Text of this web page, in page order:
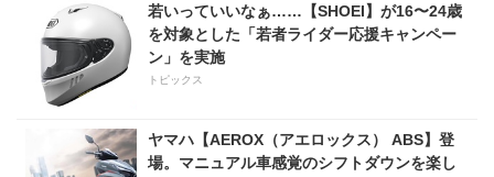
若いっていいなぁ……【SHOEI】が16〜24歳
を対象とした「若者ライダー応援キャンペー
ン」を実施
トピックス
ヤマハ【AEROX（アエロックス） ABS】登
場。マニュアル車感覚のシフトダウンを楽し